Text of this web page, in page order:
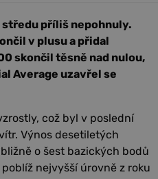
příliš nepohnuly.
v plusu a přidal
skončil těsně nad nulou,
Average uzavřel se
což byl v poslední
Výnos desetiletých
o šest bazických bodů
nejvyšší úrovně z roku